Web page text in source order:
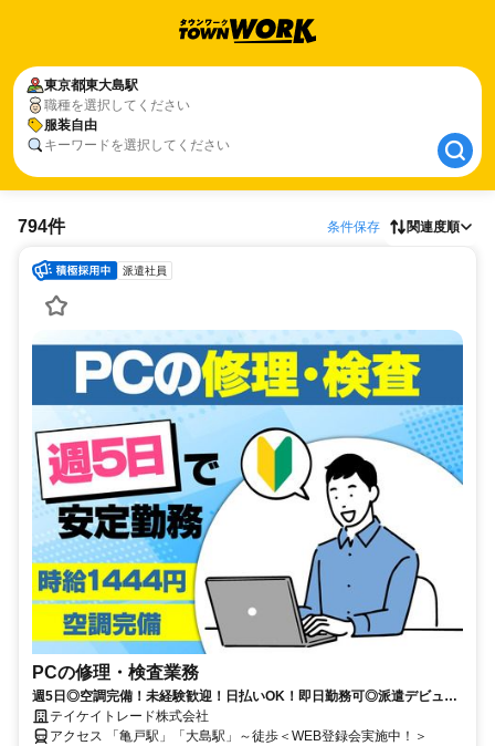
東京都東大島駅
職種を選択してください
服装自由
キーワードを選択してください
東京都東大島駅
服装自由
794件 条件保存 関連度順
派遣社員
PCの修理・検査業務
週5日◎空調完備！未経験歓迎！日払いOK！即日勤務可◎派遣デビュー
歓迎【WEB登録会実施中】
テイケイトレード株式会社
アクセス 「亀戸駅」「大島駅」～徒歩＜WEB登録会実施中！＞